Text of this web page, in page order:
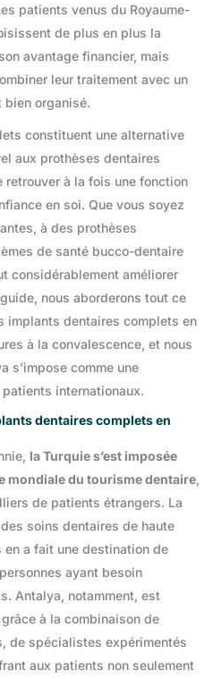
patients venus du Royaume-
de plus en plus la
avantage financier, mais
leur traitement avec un
bien organisé.
constituent une alternative
aux prothèses dentaires
à la fois une fonction
en soi. Que vous soyez
à des prothèses
de santé bucco-dentaire
considérablement améliorer
nous aborderons tout ce
implants dentaires complets en
à la convalescence, et nous
s’impose comme une
internationaux.
dentaires complets en
la Turquie s’est imposée
mondiale du tourisme dentaire,
de patients étrangers. La
soins dentaires de haute
a fait une destination de
ayant besoin
Antalya, notamment, est
à la combinaison de
de spécialistes expérimentés
aux patients non seulement